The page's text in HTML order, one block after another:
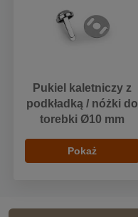
Pukiel kaletniczy z
podkładką / nóżki do
torebki Ø10 mm
Pokaż